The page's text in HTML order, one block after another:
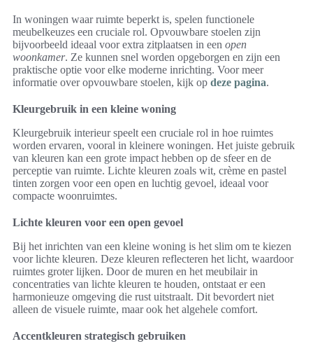
In woningen waar ruimte beperkt is, spelen functionele
meubelkeuzes een cruciale rol. Opvouwbare stoelen zijn
bijvoorbeeld ideaal voor extra zitplaatsen in een open
woonkamer. Ze kunnen snel worden opgeborgen en zijn een
praktische optie voor elke moderne inrichting. Voor meer
informatie over opvouwbare stoelen, kijk op deze pagina.
Kleurgebruik in een kleine woning
Kleurgebruik interieur speelt een cruciale rol in hoe ruimtes
worden ervaren, vooral in kleinere woningen. Het juiste gebruik
van kleuren kan een grote impact hebben op de sfeer en de
perceptie van ruimte. Lichte kleuren zoals wit, crème en pastel
tinten zorgen voor een open en luchtig gevoel, ideaal voor
compacte woonruimtes.
Lichte kleuren voor een open gevoel
Bij het inrichten van een kleine woning is het slim om te kiezen
voor lichte kleuren. Deze kleuren reflecteren het licht, waardoor
ruimtes groter lijken. Door de muren en het meubilair in
concentraties van lichte kleuren te houden, ontstaat er een
harmonieuze omgeving die rust uitstraalt. Dit bevordert niet
alleen de visuele ruimte, maar ook het algehele comfort.
Accentkleuren strategisch gebruiken